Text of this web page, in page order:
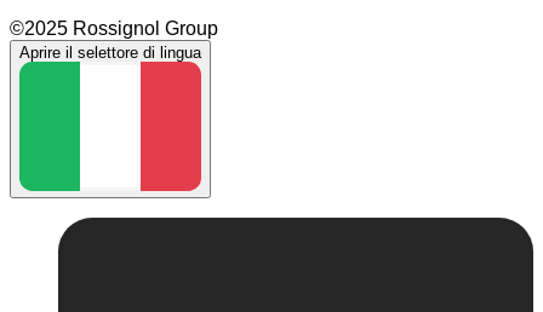
©2025 Rossignol Group
Aprire il selettore di lingua